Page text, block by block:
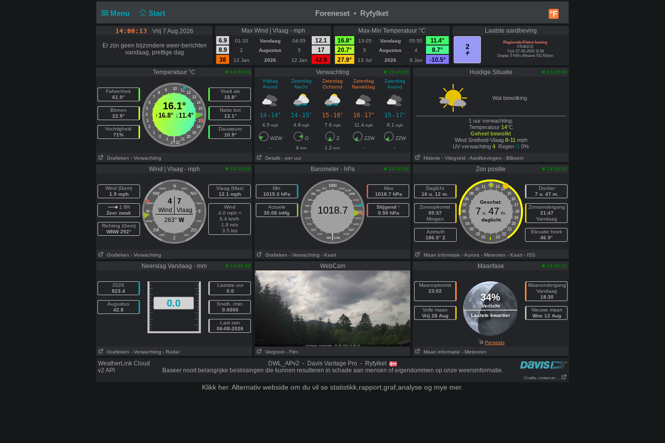
Menu Start °F
Foreneset • Ryfylket
14:00:13 Vrij 7 Aug 2026
Er zijn geen bijzondere weer-berichten
vandaag, prettige dag
Max Wind | Vlaag - mph
6.9
01:20 Vandaag 04:05
12.1
8.9
2 Augustus 5
17
38
12 Jan 2026 12 Jan 42.9
Max-Min Temperatuur °C
16.8°
13:05 Vandaag 05:50
11.4°
20.7°
5 Augustus 4
8.7°
27.9°
13 Jul 2026 8 Jan -10.5°
Laatste aardbeving
2
Regionale Kleine beving
FRANCE
Tijd: 07-08-2026 11:58
Diepte: 5 KMs Afstand: 911 Mijlen
Temperatuur °C 14:00:06
Fahrenheit
61.0°
Binnen
22.9°
Vochtigheid
71%
10
9 11
8
12
7
13
6
14
5
15
4
16
3
17
2
18
1
19
0
20
-1 21
|
-2 22
16.1°
↑16.8° ↓11.4°
Voelt als
15.8°
Natte bol
13.1°
Dauwpunt
10.9°
Grafieken - Verwachting
Verwachting
13:45:05
Vrijdag
Avond
Zaterdag
Nacht
Zaterdag
Ochtend
Zaterdag
Namiddag
Zaterdag
Avond
14 - 14° 14- 15° 15 - 16° 16 - 17° 15 - 17°
4.5 mph 4.9 mph 7.6 mph 11.4 mph 8.1 mph
WZW O Z ZZW
ZZW
-
4mm 1.2 mm -
-
Details - per uur
Huidige Situatie 13:20:00
Wat bewolking
1 uur verwachting:
Temperatuur 14°C
Geheel bewolkt
Wind Snelheid-Vlaag 8-11 mph
UV verwachting 4 Regen 0%
Historie - Vliegveld - Aardbevingen - Bliksem
Wind | Vlaag - mph 14:00:06
Wind (Gem)
1.9 mph
1 Bft
Zeer zwak
Richting (Gem)
WNW 292°
N
NNW NNO
NW NO
WNW ONO
W E
WZW OZO
ZW ZO
ZZW ZZO
Z
4 7
Wind
Vlaag
263° W
Vlaag (Max)
12.1 mph
Wind
4.0 mph =
6.4 km/h
1.8 m/s
3.5 kts
Grafieken - Verwachting
Barometer - hPa 14:00:06
Min
1015.3 hPa
Actuele
30.08 inHg
1000
997 1003
994
1006
991
1009
988
1012
985
1015
982
1018
979
1021
976
1024
973
1027
970
1030
|
964 1036
1018.7
Max
1018.7 hPa
Stijgend ↑
0.50 hPa
Grafieken - Verwachting - Kaart
Zon positie 14:00:07
Daglicht
16 u. 12 m.
Zonsopkomst
05:37
Morgen
Azimuth
186.5° Z
11 13
10
14
09
15
08
16
07
17
06
18
05
19
04
20
03
21
02
22
01 23
Geschat:
7 u. 47 m.
daglicht
Donker
7 u. 47 m.
Zonsondergang
21:47
Vandaag
Elevatie hoek
46.9°
Maan informatie - Aurora - Meteoren - Kaart - ISS
Neerslag Vandaag - mm 14:00:06
2026
823.4
Augustus
42.8
0.0
Laatste uur
0.0
Snelh. /min.
0.0000
Last rain
06-08-2026
Grafieken - Verwachting - Radar
WebCam
Vergroot - Film
Maanfase 14:00:07
Maanopkomst
23:02
Volle maan
Vrij 28 Aug
34%
Verlicht
Laatste kwartier
Maanondergang
Vandaag
18:30
Nieuwe maan
Woe 12 Aug
Perseids
Maan informatie - Meteoren
WeatherLink Cloud
v2 API
DWL_APv2 - Davis Vantage Pro - Ryfylket
Baseer nooit belangrijke beslissingen die kunnen resulteren in schade aan mensen of eigendommen op onze weersinformatie.
Credits, contact en . . .
Klikk her. Alternativ webside om du vil se statistikk,rapport,graf,analyse og mye mer.